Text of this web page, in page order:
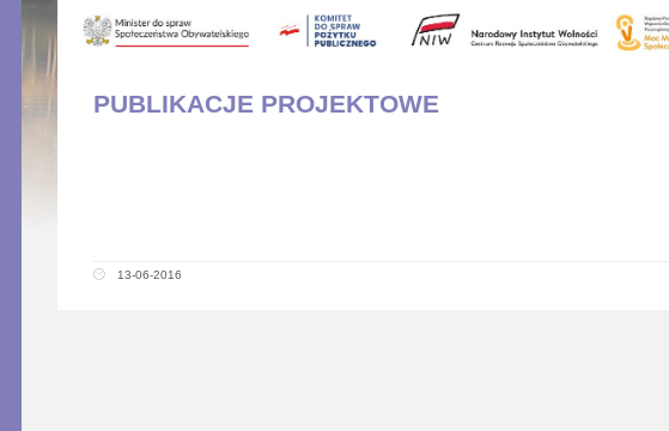
PUBLIKACJE PROJEKTOWE
13-06-2016